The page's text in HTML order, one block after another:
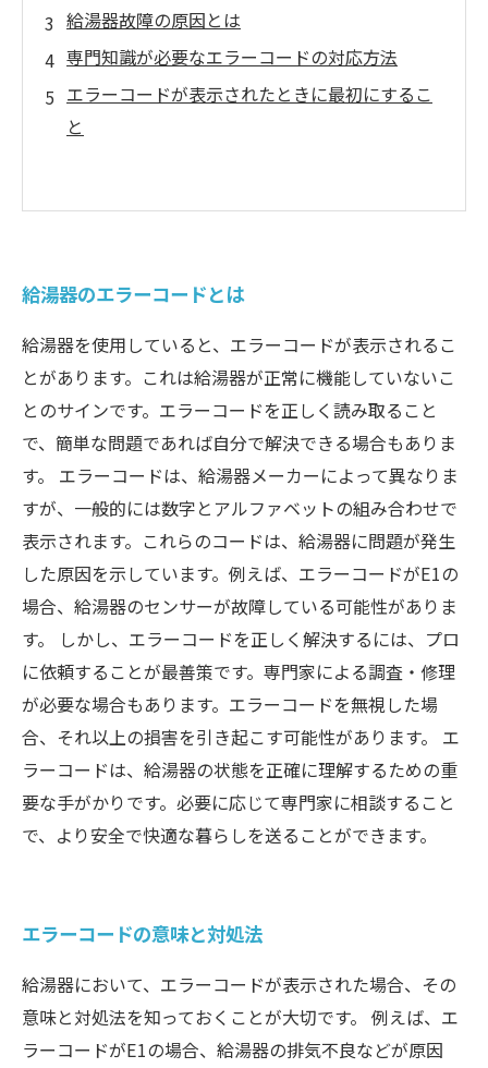
給湯器故障の原因とは
専門知識が必要なエラーコードの対応方法
エラーコードが表示されたときに最初にするこ
と
給湯器のエラーコードとは
給湯器を使用していると、エラーコードが表示されるこ
とがあります。これは給湯器が正常に機能していないこ
とのサインです。エラーコードを正しく読み取ること
で、簡単な問題であれば自分で解決できる場合もありま
す。 エラーコードは、給湯器メーカーによって異なりま
すが、一般的には数字とアルファベットの組み合わせで
表示されます。これらのコードは、給湯器に問題が発生
した原因を示しています。例えば、エラーコードがE1の
場合、給湯器のセンサーが故障している可能性がありま
す。 しかし、エラーコードを正しく解決するには、プロ
に依頼することが最善策です。専門家による調査・修理
が必要な場合もあります。エラーコードを無視した場
合、それ以上の損害を引き起こす可能性があります。 エ
ラーコードは、給湯器の状態を正確に理解するための重
要な手がかりです。必要に応じて専門家に相談すること
で、より安全で快適な暮らしを送ることができます。
エラーコードの意味と対処法
給湯器において、エラーコードが表示された場合、その
意味と対処法を知っておくことが大切です。 例えば、エ
ラーコードがE1の場合、給湯器の排気不良などが原因